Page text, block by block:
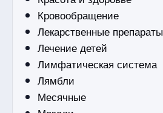
Кровообращение
Лекарственные препараты
Лечение детей
Лимфатическая система
Лямбли
Месячные